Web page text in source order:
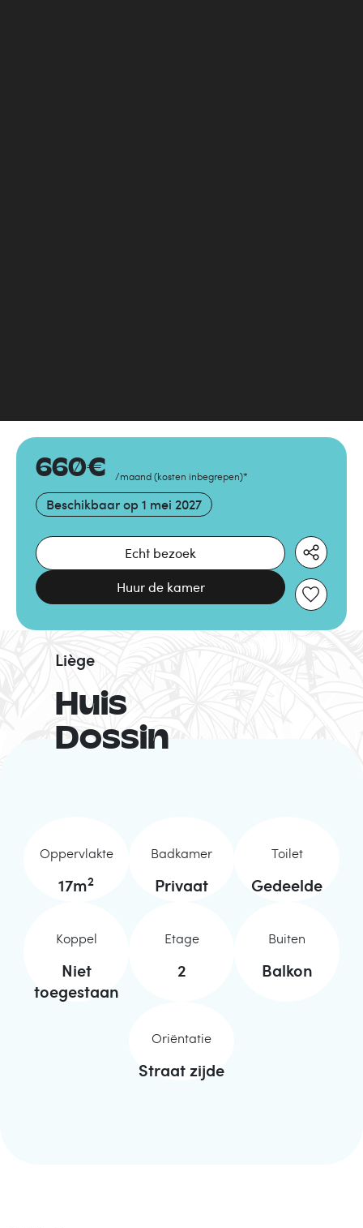
660€ /maand (kosten inbegrepen)*
Beschikbaar op 1 mei 2027
Echt bezoek
Huur de kamer
Huis
Dossin
Liège
Oppervlakte
17m2
Badkamer
Privaat
Toilet
Gedeelde
Koppel
Niet
toegestaan
Etage
2
Buiten
Balkon
Oriëntatie
Straat zijde